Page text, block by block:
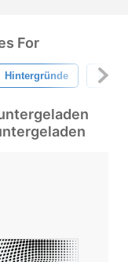
For
Hintergründe Textur